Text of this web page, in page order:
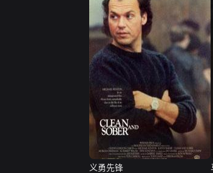
义勇先锋